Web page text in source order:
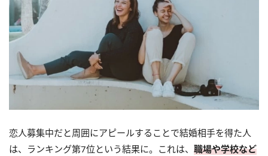
恋人募集中だと周囲にアピールすることで結婚相手を得た人
は、ランキング第7位という結果に。これは、 職場や学校など